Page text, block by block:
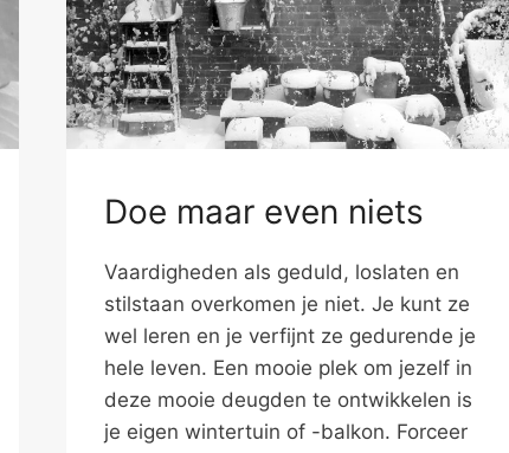
Doe maar even niets
Vaardigheden als geduld, loslaten en
stilstaan overkomen je niet. Je kunt ze
wel leren en je verfijnt ze gedurende je
hele leven. Een mooie plek om jezelf in
deze mooie deugden te ontwikkelen is
je eigen wintertuin of -balkon. Forceer